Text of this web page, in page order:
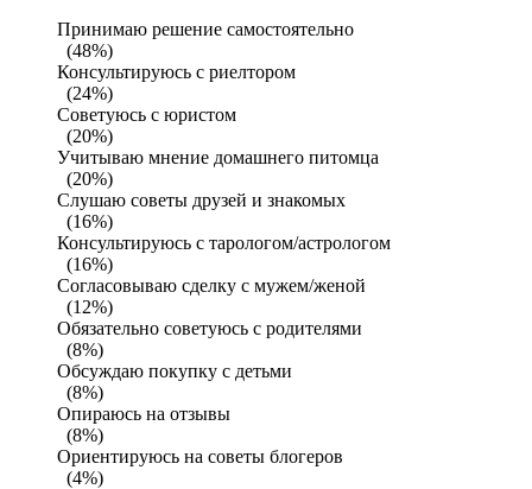
Принимаю решение самостоятельно
(48%)
Консультируюсь с риелтором
(24%)
Советуюсь с юристом
(20%)
Учитываю мнение домашнего питомца
(20%)
Слушаю советы друзей и знакомых
(16%)
Консультируюсь с тарологом/астрологом
(16%)
Согласовываю сделку с мужем/женой
(12%)
Обязательно советуюсь с родителями
(8%)
Обсуждаю покупку с детьми
(8%)
Опираюсь на отзывы
(8%)
Ориентируюсь на советы блогеров
(4%)